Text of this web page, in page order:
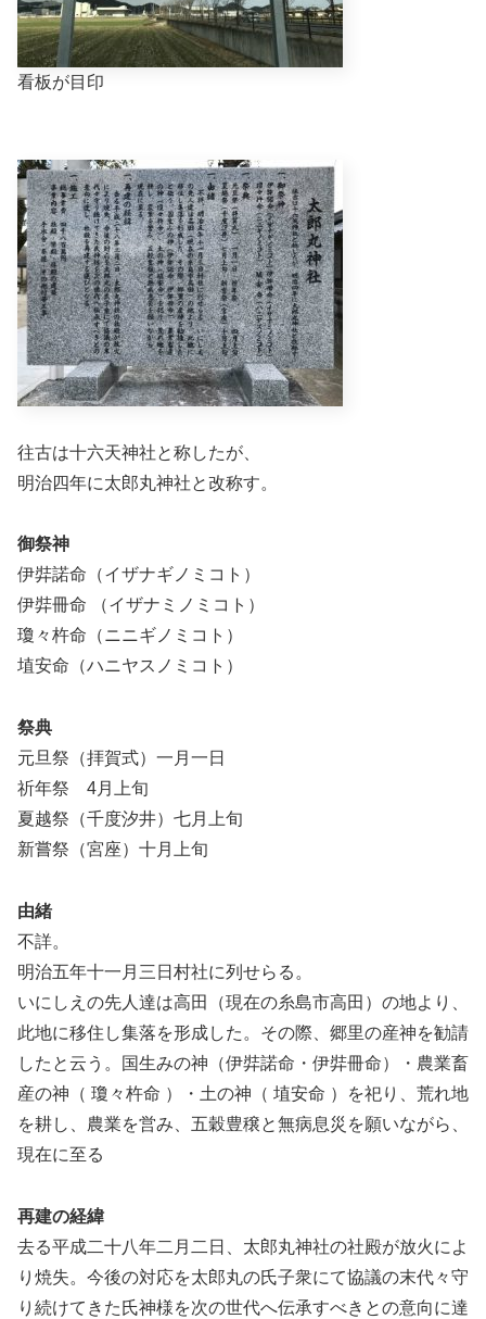
看板が目印
往古は十六天神社と称したが、
明治四年に太郎丸神社と改称す。
御祭神
伊弉諾命（イザナギノミコト）
伊弉冊命 （イザナミノミコト）
瓊々杵命（ニニギノミコト）
埴安命（ハニヤスノミコト）
祭典
元旦祭（拝賀式）一月一日
祈年祭 4月上旬
夏越祭（千度汐井）七月上旬
新嘗祭（宮座）十月上旬
由緒
不詳。
明治五年十一月三日村社に列せらる。
いにしえの先人達は高田（現在の糸島市高田）の地より、
此地に移住し集落を形成した。その際、郷里の産神を勧請
したと云う。国生みの神（伊弉諾命・伊弉冊命）・農業畜
産の神（ 瓊々杵命 ）・土の神（ 埴安命 ）を祀り、荒れ地
を耕し、農業を営み、五穀豊穣と無病息災を願いながら、
現在に至る
再建の経緯
去る平成二十八年二月二日、太郎丸神社の社殿が放火によ
り焼失。今後の対応を太郎丸の氏子衆にて協議の末代々守
り続けてきた氏神様を次の世代へ伝承すべきとの意向に達